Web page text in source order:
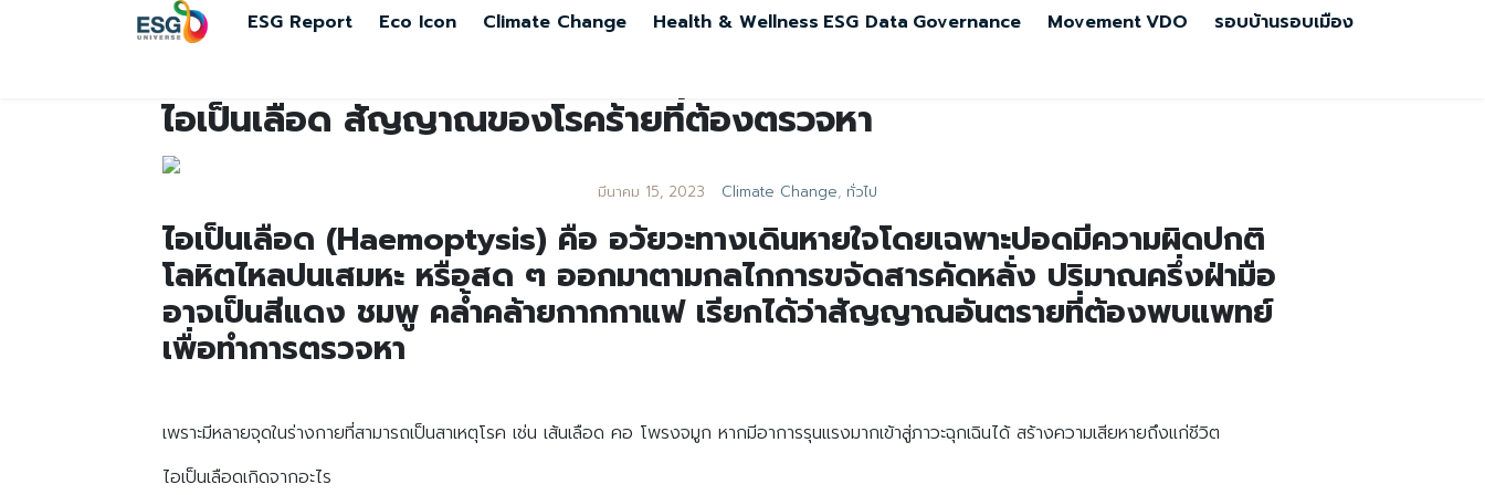
ESG Report Eco Icon Climate Change Health & Wellness ESG Data Governance MovementVDO รอบบ้านรอบเมือง
ไอเป็นเลือด สัญญาณของโรคร้ายที่ต้องตรวจหา
มีนาคม 15, 2023 Climate Change, ทั่วไป
ไอเป็นเลือด (Haemoptysis) คือ อวัยวะทางเดินหายใจโดยเฉพาะปอดมีความผิดปกติ
โลหิตไหลปนเสมหะ หรือสด ๆ ออกมาตามกลไกการขจัดสารคัดหลั่ง ปริมาณครึ่งฝ่ามือ
อาจเป็นสีแดง ชมพู คล้ำคล้ายกากกาแฟ เรียกได้ว่าสัญญาณอันตรายที่ต้องพบแพทย์
เพื่อทำการตรวจหา
เพราะมีหลายจุดในร่างกายที่สามารถเป็นสาเหตุโรค เช่น เส้นเลือด คอ โพรงจมูก หากมีอาการรุนแรงมากเข้าสู่ภาวะฉุกเฉินได้ สร้างความเสียหายถึงแก่ชีวิต
ไอเป็นเลือดเกิดจากอะไร